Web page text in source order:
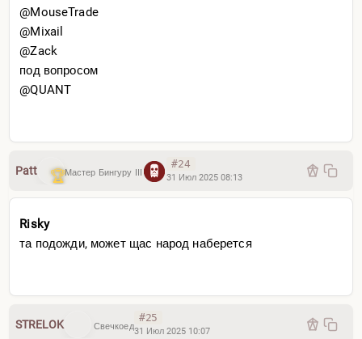
@MouseTrade
@Mixail
@Zack
под вопросом
@QUANT
Patt Мастер Бингуру III
#24
31 Июл 2025 08:13
Risky
та подожди, может щас народ наберется
STRELOK Свечкоед
#25
31 Июл 2025 10:07